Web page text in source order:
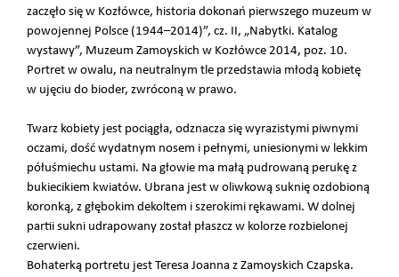
zaczęło się w Kozłówce, historia dokonań pierwszego muzeum w
powojennej Polsce (1944–2014)”, cz. II, „Nabytki. Katalog
wystawy”, Muzeum Zamoyskich w Kozłówce 2014, poz. 10.
Portret w owalu, na neutralnym tle przedstawia młodą kobietę
w ujęciu do bioder, zwróconą w prawo.
Twarz kobiety jest pociągła, odznacza się wyrazistymi piwnymi
oczami, dość wydatnym nosem i pełnymi, uniesionymi w lekkim
półuśmiechu ustami. Na głowie ma małą pudrowaną perukę z
bukiecikiem kwiatów. Ubrana jest w oliwkową suknię ozdobioną
koronką, z głębokim dekoltem i szerokimi rękawami. W dolnej
partii sukni udrapowany został płaszcz w kolorze rozbielonej
czerwieni.
Bohaterką portretu jest Teresa Joanna z Zamoyskich Czapska.